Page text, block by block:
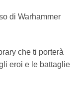
di Warhammer
che ti porterà
eroi e le battaglie